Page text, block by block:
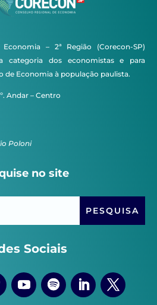
– 2ª Região (Corecon-SP)
categoria dos economistas e para
de Economia à população paulista.
Andar – Centro
Poloni
no site
Sociais